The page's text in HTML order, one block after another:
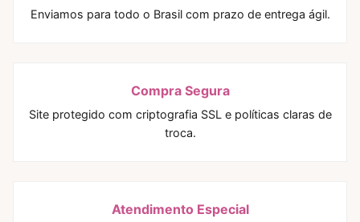
Enviamos para todo o Brasil com prazo de entrega ágil.
Compra Segura
Site protegido com criptografia SSL e políticas claras de
troca.
Atendimento Especial